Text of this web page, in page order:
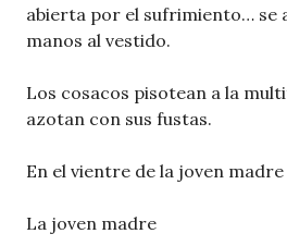
abierta por el sufrimiento… se
manos al vestido.
Los cosacos pisotean a la
azotan con sus fustas.
En el vientre de la joven
La joven madre